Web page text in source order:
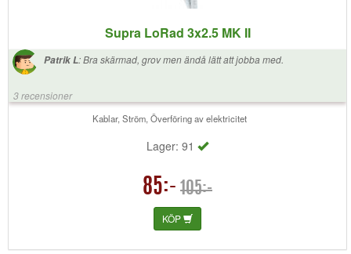
Supra LoRad 3x2.5 MK II
Patrik L:Bra skärmad, grov men ändå lätt att jobba med.
3 recensioner
Kablar, Ström, Överföring av elektricitet
Lager: 91
85:- 105:-
KÖP